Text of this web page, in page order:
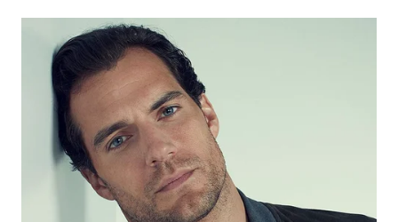
WN
TAPANULI
SELATAN
TANJUNG
LESUNG